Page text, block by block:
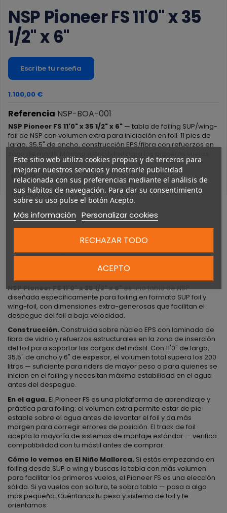
NSP Pioneer FS 11'0" x 35
1/2" x 6"
Escribe tu reseña
1.100,00 €
Referencia NSP-BOA-001
NSP Pioneer FS 11'0" x 35 1/2" x 6" — tabla de foiling SUP/wing-
foil de NSP con volumen extra para iniciación en foil. 11 pies de
largo, 35,5" de ancho, construcción EPS/fibra con refuerzos en
DESCRIPCIÓN
NSP Pioneer FS 11'0" x 35 1/2" x 6"es una tabla de NSP
diseñada específicamente para foiling en formato SUP foil y
wing-foil, con dimensiones extra-generosas que facilitan el
despegue del foil a baja velocidad.
Construcción. Construida sobre núcleo EPS con laminado de
fibra de vidrio y refuerzos estructurales en la zona de inserción
del foil para soportar las cargas del mástil. Con 11'0" de largo,
35,5" de ancho y 6" de espesor, el volumen total supera los 200
litros — suficiente para riders de mayor peso o para quienes se
inician en el foiling y necesitan máxima estabilidad en el agua
antes del despegue.
En el agua. El Pioneer FS es una plataforma de aprendizaje y
práctica para foiling: el volumen extra permite estar de pie
estable sobre el agua antes de levantar el foil y da más
margen para corregir errores de posición. El track de foil
acepta la mayoría de sistemas de montaje estándar — verifica
compatibilidad con tu mástil antes de comprar.
Cómo lo vemos en El Niño Mallorca. Si estás empezando en
foiling desde SUP o wing y buscas la tabla con más volumen
para facilitar los primeros vuelos, el Pioneer FS es una elección
sólida. Si ya vuelas con soltura, te sobra tabla — pasa a algo
más pequeño. Cuéntanos tu peso y sistema de foil y te
orientamos.
Este sitio web utiliza cookies propias y de terceros para
mejorar nuestros servicios y mostrarle publicidad
relacionada con sus preferencias mediante el análisis de
sus hábitos de navegación. Para dar su consentimiento
sobre su uso pulse el botón Acepto.
Más información Personalizar cookies
RECHAZAR TODO
ACEPTO